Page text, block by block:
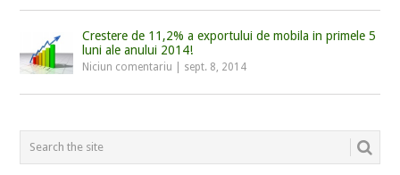
Crestere de 11,2% a exportului de mobila in primele 5
luni ale anului 2014!
Niciun comentariu sept. 8, 2014